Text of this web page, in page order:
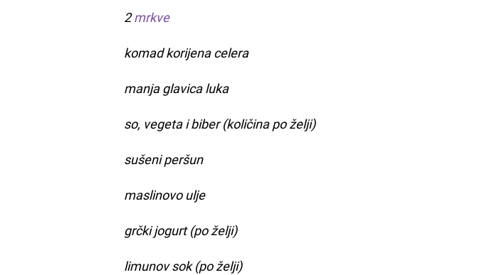
2mrkve
komad korijena celera
manja glavica luka
so, vegeta i biber (količina po želji)
sušeni peršun
maslinovo ulje
grčki jogurt (po želji)
limunov sok (po želji)